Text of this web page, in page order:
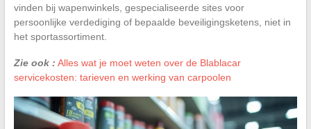
vinden bij wapenwinkels, gespecialiseerde sites voor
persoonlijke verdediging of bepaalde beveiligingsketens, niet in
het sportassortiment.
Zie ook : Alles wat je moet weten over de Blablacar
servicekosten: tarieven en werking van carpoolen